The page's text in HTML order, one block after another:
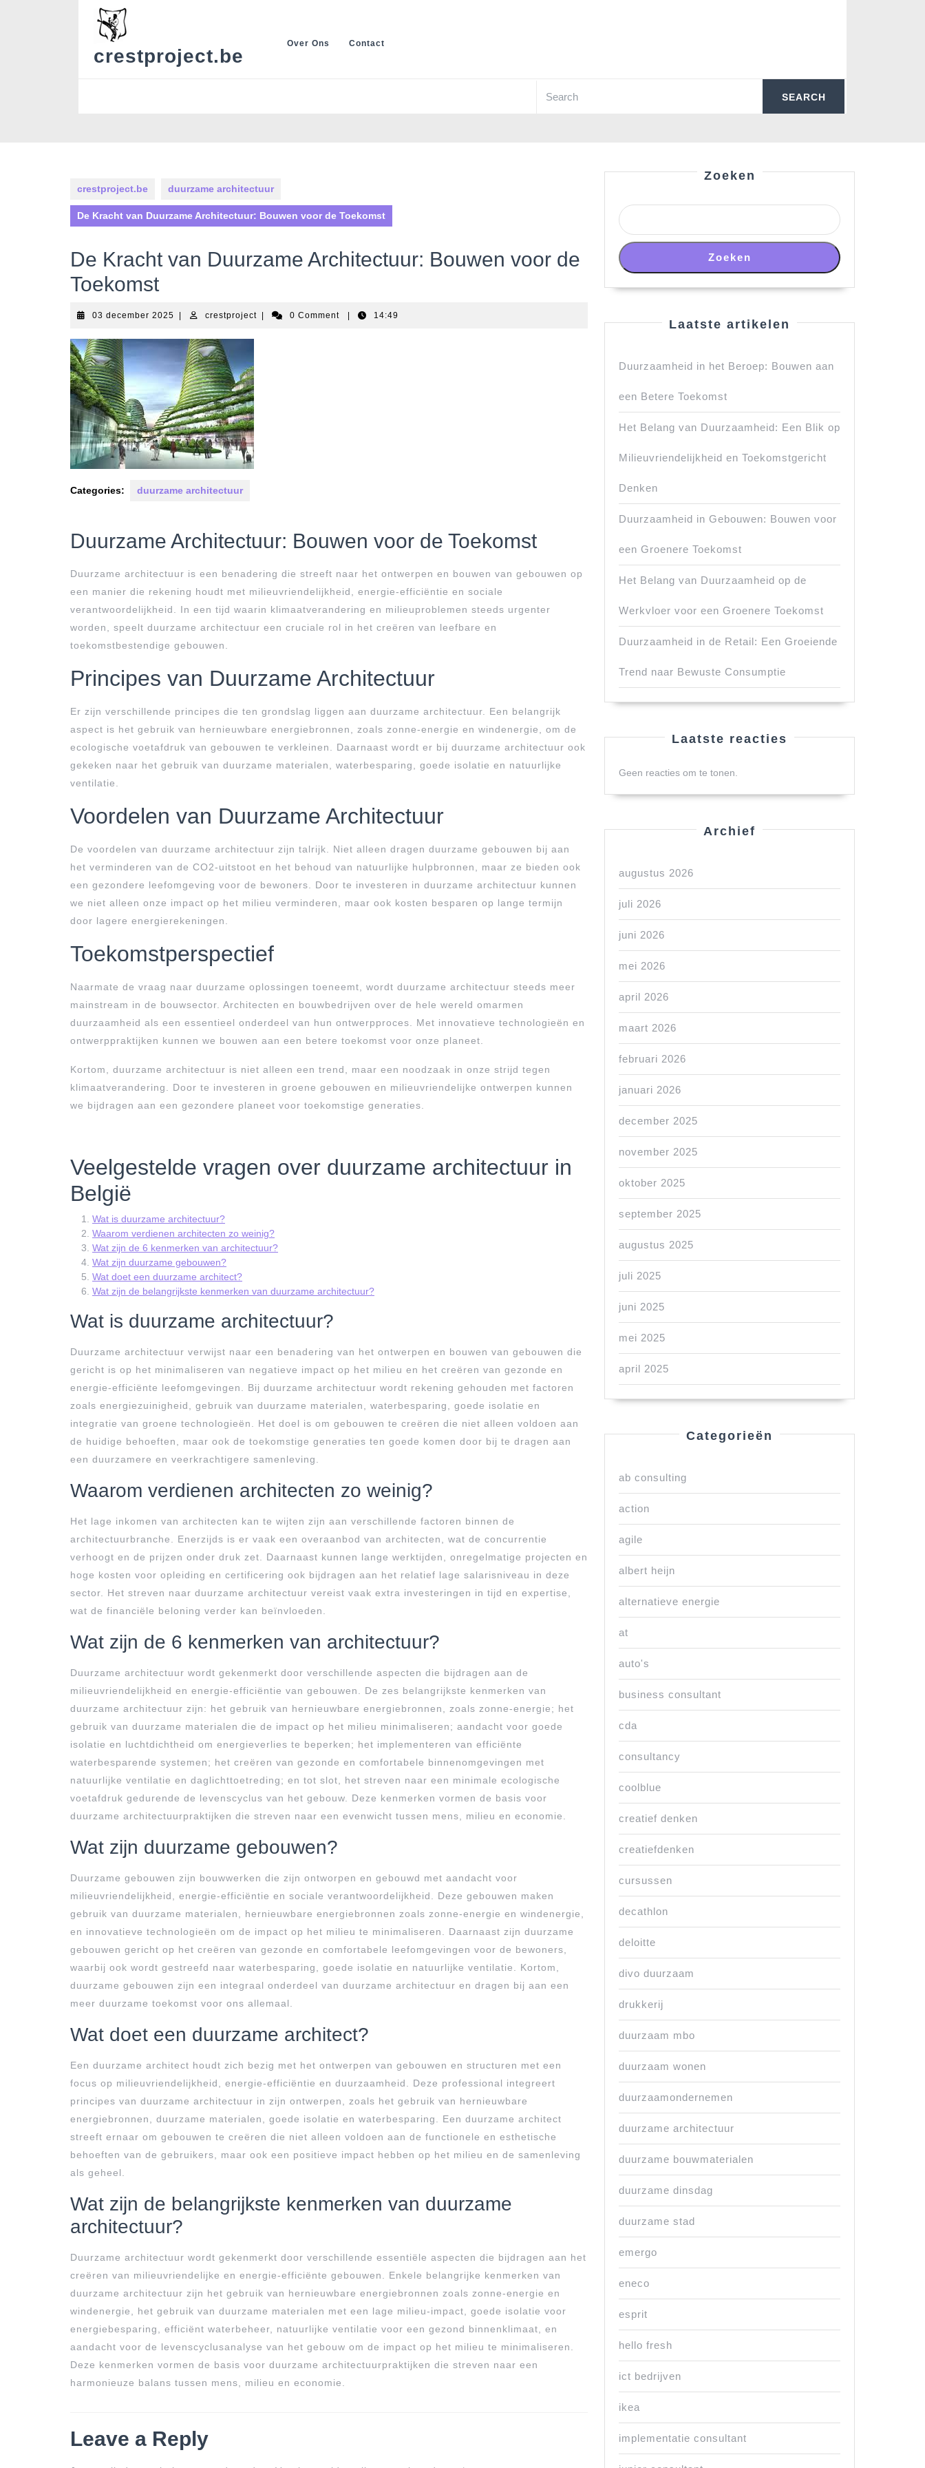
crestproject.be
Over Ons Contact
Search
crestproject.be duurzame architectuur
De Kracht van Duurzame Architectuur: Bouwen voor de Toekomst
De Kracht van Duurzame Architectuur: Bouwen voor de
Toekomst
03 december 2025 03
2025
crestprojectcrestproject0 Comment 14:49
Categories: duurzame architectuur
Duurzame Architectuur: Bouwen voor de Toekomst
Duurzame architectuur is een benadering die streeft naar het ontwerpen en bouwen van gebouwen op
een manier die rekening houdt met milieuvriendelijkheid, energie-efficiëntie en sociale
verantwoordelijkheid. In een tijd waarin klimaatverandering en milieuproblemen steeds urgenter
worden, speelt duurzame architectuur een cruciale rol in het creëren van leefbare en
toekomstbestendige gebouwen.
Principes van Duurzame Architectuur
Er zijn verschillende principes die ten grondslag liggen aan duurzame architectuur. Een belangrijk
aspect is het gebruik van hernieuwbare energiebronnen, zoals zonne-energie en windenergie, om de
ecologische voetafdruk van gebouwen te verkleinen. Daarnaast wordt er bij duurzame architectuur ook
gekeken naar het gebruik van duurzame materialen, waterbesparing, goede isolatie en natuurlijke
ventilatie.
Voordelen van Duurzame Architectuur
De voordelen van duurzame architectuur zijn talrijk. Niet alleen dragen duurzame gebouwen bij aan
het verminderen van de CO2-uitstoot en het behoud van natuurlijke hulpbronnen, maar ze bieden ook
een gezondere leefomgeving voor de bewoners. Door te investeren in duurzame architectuur kunnen
we niet alleen onze impact op het milieu verminderen, maar ook kosten besparen op lange termijn
door lagere energierekeningen.
Toekomstperspectief
Naarmate de vraag naar duurzame oplossingen toeneemt, wordt duurzame architectuur steeds meer
mainstream in de bouwsector. Architecten en bouwbedrijven over de hele wereld omarmen
duurzaamheid als een essentieel onderdeel van hun ontwerpproces. Met innovatieve technologieën en
ontwerppraktijken kunnen we bouwen aan een betere toekomst voor onze planeet.
Kortom, duurzame architectuur is niet alleen een trend, maar een noodzaak in onze strijd tegen
klimaatverandering. Door te investeren in groene gebouwen en milieuvriendelijke ontwerpen kunnen
we bijdragen aan een gezondere planeet voor toekomstige generaties.
Veelgestelde vragen over duurzame architectuur in
België
Wat is duurzame architectuur?
Waarom verdienen architecten zo weinig?
Wat zijn de 6 kenmerken van architectuur?
Wat zijn duurzame gebouwen?
Wat doet een duurzame architect?
Wat zijn de belangrijkste kenmerken van duurzame architectuur?
Wat is duurzame architectuur?
Duurzame architectuur verwijst naar een benadering van het ontwerpen en bouwen van gebouwen die
gericht is op het minimaliseren van negatieve impact op het milieu en het creëren van gezonde en
energie-efficiënte leefomgevingen. Bij duurzame architectuur wordt rekening gehouden met factoren
zoals energiezuinigheid, gebruik van duurzame materialen, waterbesparing, goede isolatie en
integratie van groene technologieën. Het doel is om gebouwen te creëren die niet alleen voldoen aan
de huidige behoeften, maar ook de toekomstige generaties ten goede komen door bij te dragen aan
een duurzamere en veerkrachtigere samenleving.
Waarom verdienen architecten zo weinig?
Het lage inkomen van architecten kan te wijten zijn aan verschillende factoren binnen de
architectuurbranche. Enerzijds is er vaak een overaanbod van architecten, wat de concurrentie
verhoogt en de prijzen onder druk zet. Daarnaast kunnen lange werktijden, onregelmatige projecten en
hoge kosten voor opleiding en certificering ook bijdragen aan het relatief lage salarisniveau in deze
sector. Het streven naar duurzame architectuur vereist vaak extra investeringen in tijd en expertise,
wat de financiële beloning verder kan beïnvloeden.
Wat zijn de 6 kenmerken van architectuur?
Duurzame architectuur wordt gekenmerkt door verschillende aspecten die bijdragen aan de
milieuvriendelijkheid en energie-efficiëntie van gebouwen. De zes belangrijkste kenmerken van
duurzame architectuur zijn: het gebruik van hernieuwbare energiebronnen, zoals zonne-energie; het
gebruik van duurzame materialen die de impact op het milieu minimaliseren; aandacht voor goede
isolatie en luchtdichtheid om energieverlies te beperken; het implementeren van efficiënte
waterbesparende systemen; het creëren van gezonde en comfortabele binnenomgevingen met
natuurlijke ventilatie en daglichttoetreding; en tot slot, het streven naar een minimale ecologische
voetafdruk gedurende de levenscyclus van het gebouw. Deze kenmerken vormen de basis voor
duurzame architectuurpraktijken die streven naar een evenwicht tussen mens, milieu en economie.
Wat zijn duurzame gebouwen?
Duurzame gebouwen zijn bouwwerken die zijn ontworpen en gebouwd met aandacht voor
milieuvriendelijkheid, energie-efficiëntie en sociale verantwoordelijkheid. Deze gebouwen maken
gebruik van duurzame materialen, hernieuwbare energiebronnen zoals zonne-energie en windenergie,
en innovatieve technologieën om de impact op het milieu te minimaliseren. Daarnaast zijn duurzame
gebouwen gericht op het creëren van gezonde en comfortabele leefomgevingen voor de bewoners,
waarbij ook wordt gestreefd naar waterbesparing, goede isolatie en natuurlijke ventilatie. Kortom,
duurzame gebouwen zijn een integraal onderdeel van duurzame architectuur en dragen bij aan een
meer duurzame toekomst voor ons allemaal.
Wat doet een duurzame architect?
Een duurzame architect houdt zich bezig met het ontwerpen van gebouwen en structuren met een
focus op milieuvriendelijkheid, energie-efficiëntie en duurzaamheid. Deze professional integreert
principes van duurzame architectuur in zijn ontwerpen, zoals het gebruik van hernieuwbare
energiebronnen, duurzame materialen, goede isolatie en waterbesparing. Een duurzame architect
streeft ernaar om gebouwen te creëren die niet alleen voldoen aan de functionele en esthetische
behoeften van de gebruikers, maar ook een positieve impact hebben op het milieu en de samenleving
als geheel.
Wat zijn de belangrijkste kenmerken van duurzame
architectuur?
Duurzame architectuur wordt gekenmerkt door verschillende essentiële aspecten die bijdragen aan het
creëren van milieuvriendelijke en energie-efficiënte gebouwen. Enkele belangrijke kenmerken van
duurzame architectuur zijn het gebruik van hernieuwbare energiebronnen zoals zonne-energie en
windenergie, het gebruik van duurzame materialen met een lage milieu-impact, goede isolatie voor
energiebesparing, efficiënt waterbeheer, natuurlijke ventilatie voor een gezond binnenklimaat, en
aandacht voor de levenscyclusanalyse van het gebouw om de impact op het milieu te minimaliseren.
Deze kenmerken vormen de basis voor duurzame architectuurpraktijken die streven naar een
harmonieuze balans tussen mens, milieu en economie.
Leave a Reply
Zoeken
Zoeken
Laatste artikelen
Duurzaamheid in het Beroep: Bouwen aan
een Betere Toekomst
Het Belang van Duurzaamheid: Een Blik op
Milieuvriendelijkheid en Toekomstgericht
Denken
Duurzaamheid in Gebouwen: Bouwen voor
een Groenere Toekomst
Het Belang van Duurzaamheid op de
Werkvloer voor een Groenere Toekomst
Duurzaamheid in de Retail: Een Groeiende
Trend naar Bewuste Consumptie
Laatste reacties
Geen reacties om te tonen.
Archief
augustus 2026
juli 2026
juni 2026
mei 2026
april 2026
maart 2026
februari 2026
januari 2026
december 2025
november 2025
oktober 2025
september 2025
augustus 2025
juli 2025
juni 2025
mei 2025
april 2025
Categorieën
ab consulting
action
agile
albert heijn
alternatieve energie
at
auto's
business consultant
cda
consultancy
coolblue
creatief denken
creatiefdenken
cursussen
decathlon
deloitte
divo duurzaam
drukkerij
duurzaam mbo
duurzaam wonen
duurzaamondernemen
duurzame architectuur
duurzame bouwmaterialen
duurzame dinsdag
duurzame stad
emergo
eneco
esprit
hello fresh
ict bedrijven
ikea
implementatie consultant